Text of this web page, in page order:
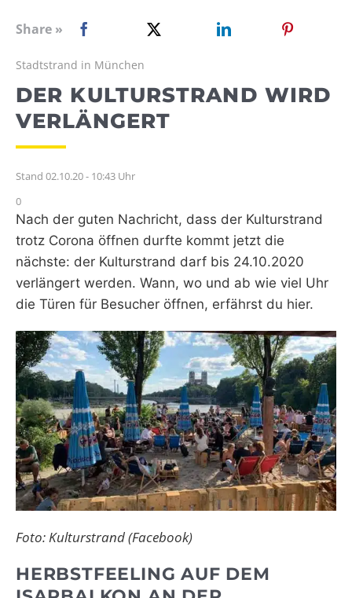
WEBRADIO
Share »
Stadtstrand in München
DER KULTURSTRAND WIRD
VERLÄNGERT
Stand 02.10.20 - 10:43 Uhr
0
Nach der guten Nachricht, dass der Kulturstrand
trotz Corona öffnen durfte kommt jetzt die
nächste: der Kulturstrand darf bis 24.10.2020
verlängert werden. Wann, wo und ab wie viel Uhr
die Türen für Besucher öffnen, erfährst du hier.
Foto: Kulturstrand (Facebook)
HERBSTFEELING AUF DEM